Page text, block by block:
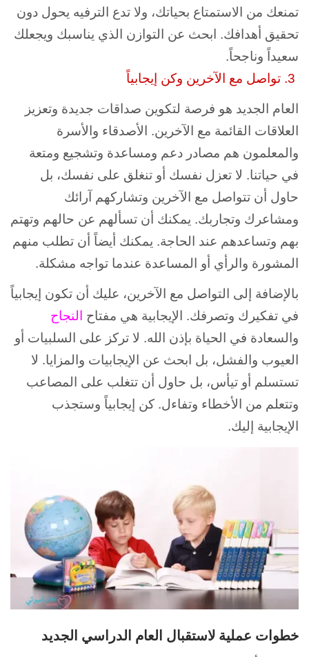
تمنعك من الاستمتاع بحياتك، ولا تدع الترفيه يحول دون
تحقيق أهدافك. ابحث عن التوازن الذي يناسبك ويجعلك
سعيداً وناجحاً.
3. تواصل مع الآخرين وكن إيجابياً
العام الجديد هو فرصة لتكوين صداقات جديدة وتعزيز
العلاقات القائمة مع الآخرين. الأصدقاء والأسرة
والمعلمون هم مصادر دعم ومساعدة وتشجيع ومتعة
في حياتنا. لا تعزل نفسك أو تنغلق على نفسك، بل
حاول أن تتواصل مع الآخرين وتشاركهم آرائك
ومشاعرك وتجاربك. يمكنك أن تسألهم عن حالهم وتهتم
بهم وتساعدهم عند الحاجة. يمكنك أيضاً أن تطلب منهم
المشورة والرأي أو المساعدة عندما تواجه مشكلة.
بالإضافة إلى التواصل مع الآخرين، عليك أن تكون إيجابياً
في تفكيرك وتصرفك. الإيجابية هي مفتاح النجاح
والسعادة في الحياة بإذن الله. لا تركز على السلبيات أو
العيوب والفشل، بل ابحث عن
الإيجابيات والمزايا. لا
تستسلم أو تيأس، بل حاول أن تتغلب على المصاعب
وتتعلم من الأخطاء وتفاءل. كن إيجابياً وستجذب
الإيجابية إليك.
خطوات عملية لاستقبال العام الدراسي الجديد